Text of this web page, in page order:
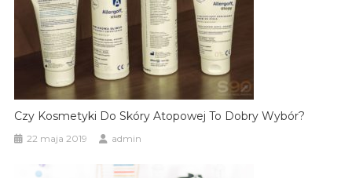
Czy Kosmetyki Do Skóry Atopowej To Dobry Wybór?
22 maja 2019 admin